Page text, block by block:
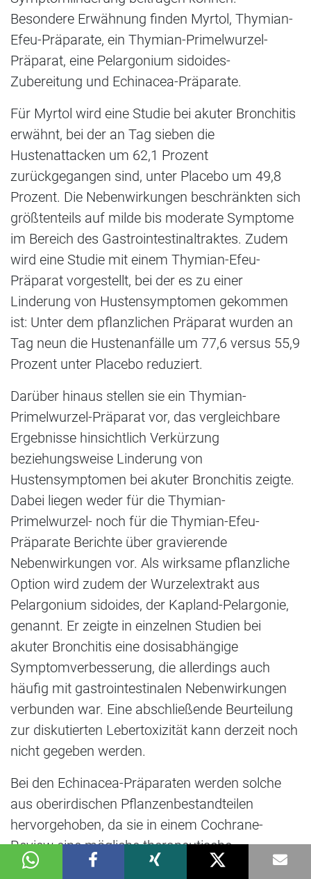
Besondere Erwähnung finden Myrtol, Thymian-
Efeu-Präparate, ein Thymian-Primelwurzel-
Präparat, eine Pelargonium sidoides-
Zubereitung und Echinacea-Präparate.
Für Myrtol wird eine Studie bei akuter Bronchitis
erwähnt, bei der an Tag sieben die
Hustenattacken um 62,1 Prozent
zurückgegangen sind, unter Placebo um 49,8
Prozent. Die Nebenwirkungen beschränkten sich
größtenteils auf milde bis moderate Symptome
im Bereich des Gastrointestinaltraktes. Zudem
wird eine Studie mit einem Thymian-Efeu-
Präparat vorgestellt, bei der es zu einer
Linderung von Hustensymptomen gekommen
ist: Unter dem pflanzlichen Präparat wurden an
Tag neun die Hustenanfälle um 77,6 versus 55,9
Prozent unter Placebo reduziert.
Darüber hinaus stellen sie ein Thymian-
Primelwurzel-Präparat vor, das vergleichbare
Ergebnisse hinsichtlich Verkürzung
beziehungsweise Linderung von
Hustensymptomen bei akuter Bronchitis zeigte.
Dabei liegen weder für die Thymian-
Primelwurzel- noch für die Thymian-Efeu-
Präparate Berichte über gravierende
Nebenwirkungen vor. Als wirksame pflanzliche
Option wird zudem der Wurzelextrakt aus
Pelargonium sidoides, der Kapland-Pelargonie,
genannt. Er zeigte in einzelnen Studien bei
akuter Bronchitis eine dosisabhängige
Symptomverbesserung, die allerdings auch
häufig mit gastrointestinalen Nebenwirkungen
verbunden war. Eine abschließende Beurteilung
zur diskutierten Lebertoxizität kann derzeit noch
nicht gegeben werden.
Bei den Echinacea-Präparaten werden solche
aus oberirdischen Pflanzenbestandteilen
hervorgehoben, da sie in einem Cochrane-
Review eine mögliche therapeutische
Wirksamkeit bei frühzeitigem Einsatz bei